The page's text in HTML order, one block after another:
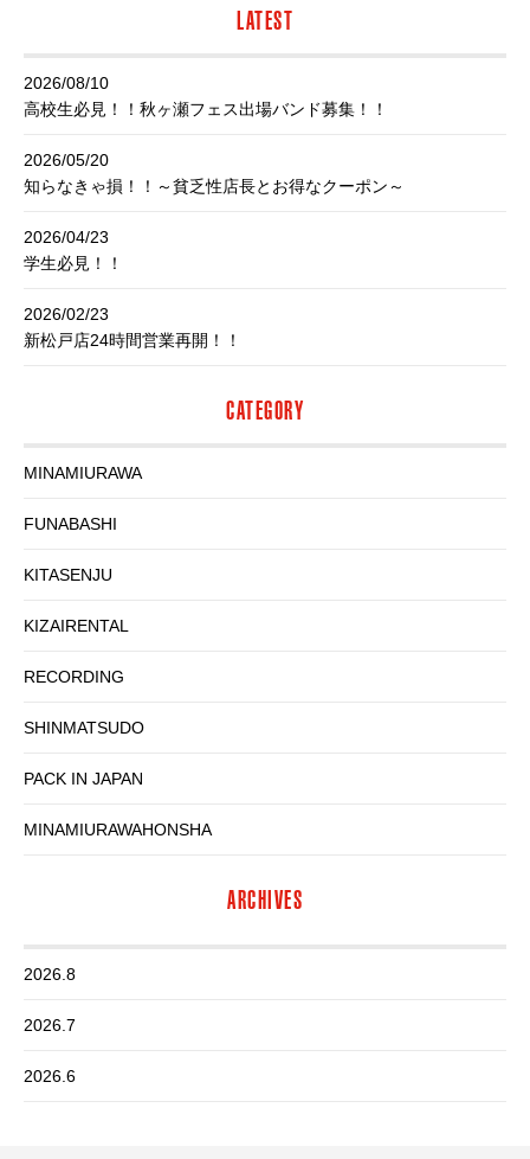
LATEST
2026/08/10
高校生必見！！秋ヶ瀬フェス出場バンド募集！！
2026/05/20
知らなきゃ損！！～貧乏性店長とお得なクーポン～
2026/04/23
学生必見！！
2026/02/23
新松戸店24時間営業再開！！
CATEGORY
MINAMIURAWA
FUNABASHI
KITASENJU
KIZAIRENTAL
RECORDING
SHINMATSUDO
PACK IN JAPAN
MINAMIURAWAHONSHA
ARCHIVES
2026.8
2026.7
2026.6